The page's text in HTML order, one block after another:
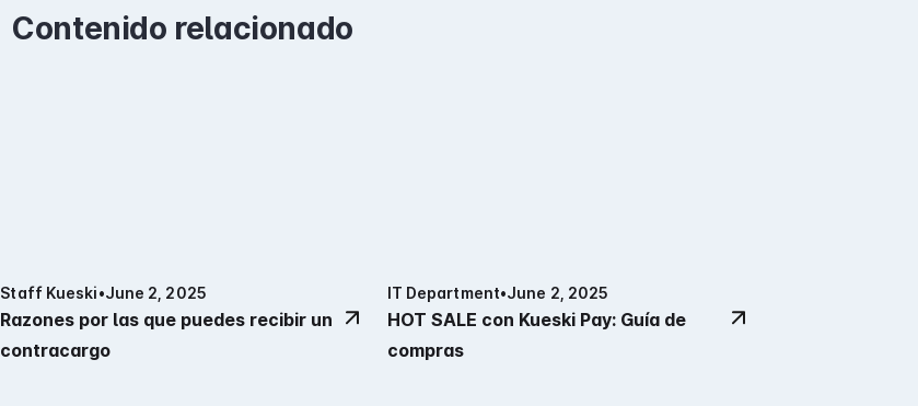
Contenido relacionado
Staff Kueski•June 2, 2025
Razones por las que puedes recibir un
contracargo
IT Department•June 2, 2025
HOT SALE con Kueski Pay: Guía de
compras